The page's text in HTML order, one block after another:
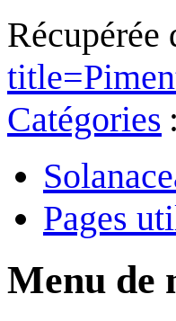
Récupérée
Catégories :
Pages
Menu de